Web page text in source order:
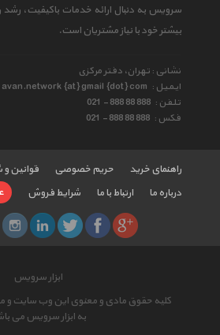
سرویس به دنبال ارائه خدمات باکیفیت، رشد
بیشتر خود با نیاز مشتریان است.
نشانی : تهران، دفتر مرکزی
ایمیل : avan.network {at} gmail {dot} com
تلفن : 021 - 888 88 888
فکس : 021 - 888 88 888
راهنمای خرید حریم خصوصی
قوانین و
درباره ما
ارتباط با ما شرایط فروش
ابزار سرویس
کلیه حقوق مادی و معنوی این وب سایت و
به ابزار سرویس می